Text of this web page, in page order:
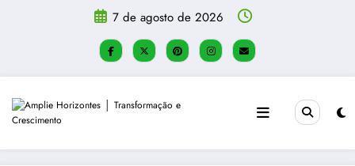
7 de agosto de 2026